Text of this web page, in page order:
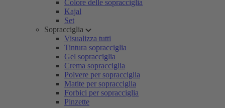
Colore delle sopracciglia
Kajal
Set
Sopracciglia
Visualizza tutti
Tintura sopracciglia
Gel sopracciglia
Crema sopracciglia
Polvere per sopracciglia
Matite per sopracciglia
Forbici per sopracciglia
Pinzette